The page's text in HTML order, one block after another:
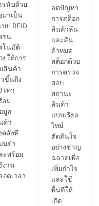
รนับด้วย
มาเป็น
บบ RFID
รน
โนมัติ
ยให้การ
สินค้า
วขึ้นถึง
เท่า
อม
มูล
ค้า
คลังที่
นยำ
ะพร้อม
งาน
อดเวลา
ลดปัญหา
การสต็อก
สินค้าล้น
และสิน
ค้าหมด
สต็อกด้วย
การตรวจ
สอบ
สถานะ
สินค้า
แบบเรียล
ไทม์
ตัดสินใจ
อย่างชาญ
ฉลาดเพื่อ
เพิ่มกำไร
และใช้
พื้นที่ให้
เกิด